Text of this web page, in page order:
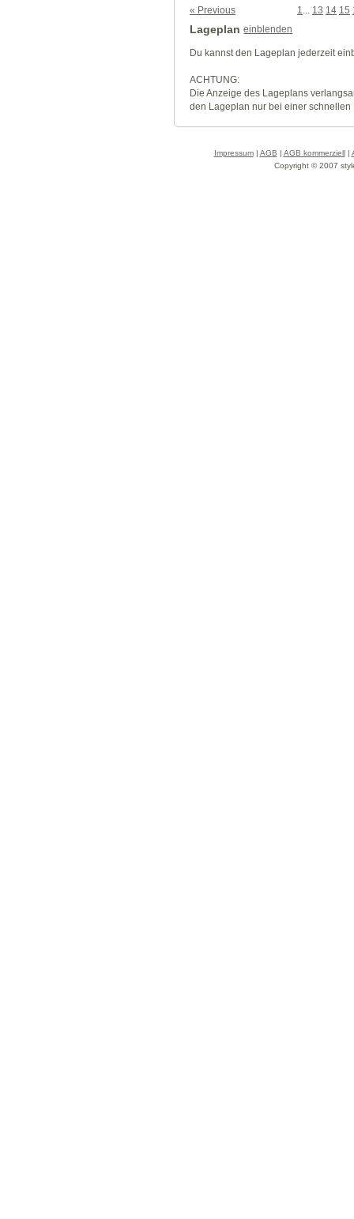
« Previous 1... 13 14 15
Lageplan einblenden
Du kannst den Lageplan jederzeit
ACHTUNG:
Die Anzeige des Lageplans
den Lageplan nur bei einer
Impressum| AGB | AGB kommerziell|
Copyright © 2007